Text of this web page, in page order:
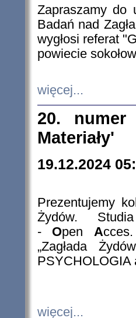
Zapraszamy do
Badań nad
wygłosi referat
powiecie
więcej...
20. numer
Materiały'
19.12.2024
Prezentujemy
Żydów.
- Open A
„Zagłada
PSYCHOLOGIA
więcej...